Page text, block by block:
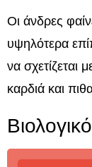
Οι άνδρες
υψηλότερα
να σχετίζεται
καρδιά και